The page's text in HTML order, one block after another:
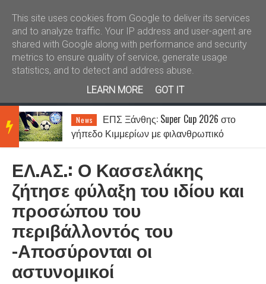
Καλώς ήλθατε Kral News
BRE
AKIN
NEW
News
ΕΠΣ Ξάνθης: Super Cup 2026 στο
γήπεδο Κιμμερίων με φιλανθρωπικό
ΕΛ.ΑΣ.: Ο Κασσελάκης
ζήτησε φύλαξη του ιδίου και
προσώπου του
περιβάλλοντός του
-Αποσύρονται οι
αστυνομικοί
This site uses cookies from Google to deliver its services
and to analyze traffic. Your IP address and user-agent are
shared with Google along with performance and security
metrics to ensure quality of service, generate usage
statistics, and to detect and address abuse.
LEARN MORE
GOT IT